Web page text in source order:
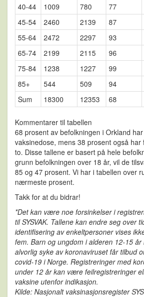
40-44
1009 780 77
45-54
2460 2139 87
55-64
2472 2297 93
65-74
2199 2115 96
75-84
1238 1227 99
85+
544 509 94
Sum
18300 12353 68
Kommentarer til tabellen
68 prosent av befolkningen i Orkland
vaksinedose, mens 38 prosent også
to. Disse tallene er basert på hele
grunn befolkningen over 18 år, vil de
85 og 47 prosent. Vi har i tabellen over
nærmeste prosent.
Takk for at du bidrar!
*Det kan være noe forsinkelser i
til SYSVAK. Tallene kan endre seg over
identifisering av enkeltpersoner vises
fem. Barn og ungdom i alderen 12-15
alvorlig syke av koronaviruset får tilbud
covid-19 i Norge. Registreringer med
under 12 år kan være feilregistreringer
vaksine utenfor indikasjon.
Kilde: Nasjonalt vaksinasjonsregister